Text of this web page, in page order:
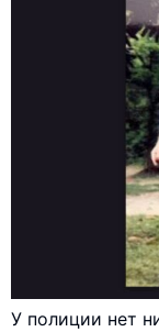
У полиции нет